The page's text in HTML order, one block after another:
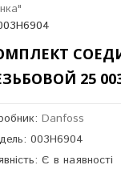
25
Danfoss
003H6904
Є в наявності